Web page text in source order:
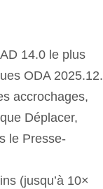
14.0 le plus
ODA 2025.12.
accrochages,
Déplacer,
le Presse-
(jusqu’à 10×